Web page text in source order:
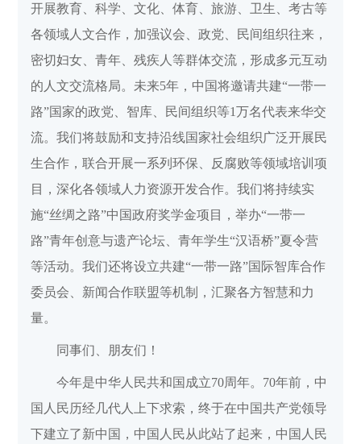
开展教育、科学、文化、体育、旅游、卫生、考古等
各领域人文合作，加强议会、政党、民间组织往来，
密切妇女、青年、残疾人等群体交流，形成多元互动
的人文交流格局。未来5年，中国将邀请共建“一带一
路”国家的政党、智库、民间组织等1万名代表来华交
流。我们将鼓励和支持沿线国家社会组织广泛开展民
生合作，联合开展一系列环保、反腐败等领域培训项
目，深化各领域人力资源开发合作。我们将持续实
施“丝绸之路”中国政府奖学金项目，举办“一带一
路”青年创意与遗产论坛、青年学生“汉语桥”夏令营
等活动。我们还将设立共建“一带一路”国际智库合作
委员会、新闻合作联盟等机制，汇聚各方智慧和力
量。
同事们、朋友们！
今年是中华人民共和国成立70周年。70年前，中
国人民历经几代人上下求索，终于在中国共产党领导
下建立了新中国，中国人民从此站了起来，中国人民